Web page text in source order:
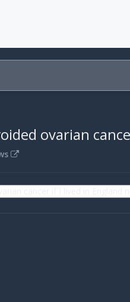
ovarian